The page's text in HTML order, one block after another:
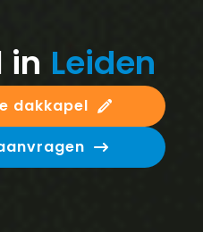
in Leiden
dakkapel